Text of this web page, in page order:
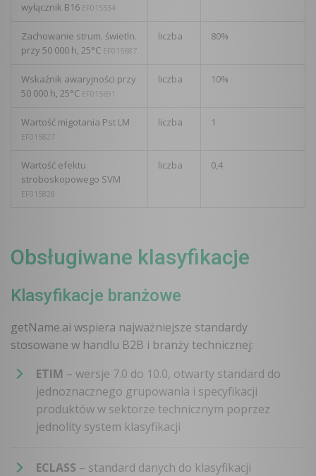
wyłącznik B16 EF015534
Zachowanie strum. świetln.
przy 50 000 h, 25°C EF015687
liczba 80%
Wskaźnik awaryjności przy
50 000 h, 25°C EF015691
liczba 10%
Wartość migotania Pst LM
EF015827
liczba 1
Wartość efektu
stroboskopowego SVM
EF015828
liczba 0,4
Obsługiwane klasyfikacje
Klasyfikacje branżowe
getName.ai wspiera najważniejsze standardy
stosowane w handlu B2B i branży technicznej:
ETIM – wersje 7.0 do 10.0, otwarty standard do
jednoznacznego grupowania i specyfikacji
produktów w sektorze technicznym poprzez
jednolity system klasyfikacji
ECLASS – standard danych do klasyfikacji